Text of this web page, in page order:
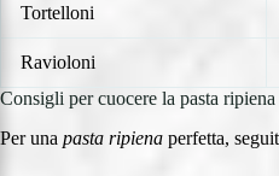
Tortelloni
Ravioloni
Consigli per cuocere la pasta ripiena
Per una pasta ripiena perfetta,